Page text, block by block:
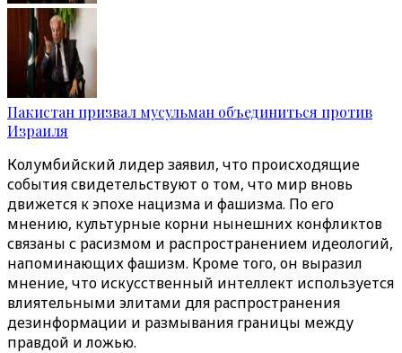
Пакистан призвал мусульман объединиться против
Израиля
Колумбийский лидер заявил, что происходящие
события свидетельствуют о том, что мир вновь
движется к эпохе нацизма и фашизма. По его
мнению, культурные корни нынешних конфликтов
связаны с расизмом и распространением идеологий,
напоминающих фашизм. Кроме того, он выразил
мнение, что искусственный интеллект используется
влиятельными элитами для распространения
дезинформации и размывания границы между
правдой и ложью.